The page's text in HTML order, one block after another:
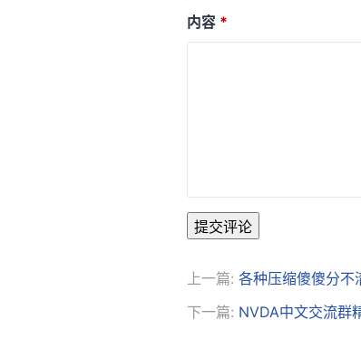
内容
提交评论
上一篇: 各种压缩傻傻分不
下一篇: NVDA中文交流群